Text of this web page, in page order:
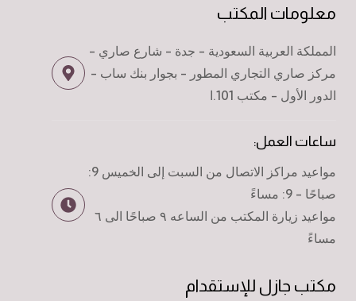
معلومات المكتب
المملكة العربية السعودية - جدة - شارع صاري -
مركز صاري التجاري المطور - بجوار بنك ساب -
الدور الأول - مكتب 101.ا
ساعات العمل:
مواعيد مراكز الاتصال من السبت إلى الخميس 9:
صباحًا - 9: مساءً
مواعيد زيارة المكتب من الساعه ٩ صباحًا الى ٦
مساءً
مكتب جازل للإستقدام